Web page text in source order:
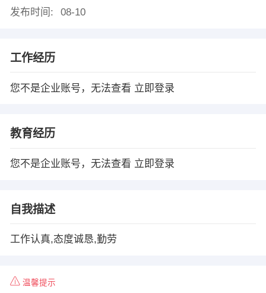
发布时间:
08-10
工作经历
您不是企业账号，无法查看 立即登录
教育经历
您不是企业账号，无法查看 立即登录
自我描述
工作认真,态度诚恳,勤劳
温馨提示